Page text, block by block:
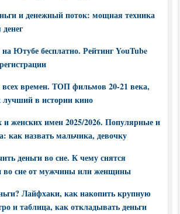
и денежный поток: мощная техника
Ютубе бесплатно. Рейтинг YouTube
времен. ТОП фильмов 20-21 века,
лучший в истории кино
и женских имен 2025/2026. Популярные и
как назвать мальчика, девочку
деньги во сне. К чему снятся
во сне от мужчины или женщины
Лайфхаки, как накопить крупную
и таблица, как откладывать деньги